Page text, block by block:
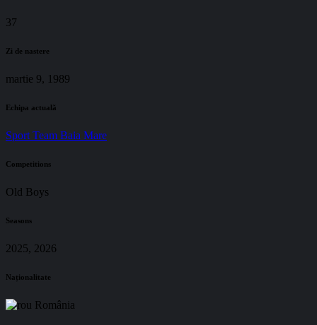
37
Zi de nastere
martie 9, 1989
Echipa actuală
Sport Team Baia Mare
Competitions
Old Boys
Seasons
2025, 2026
Naționalitate
România